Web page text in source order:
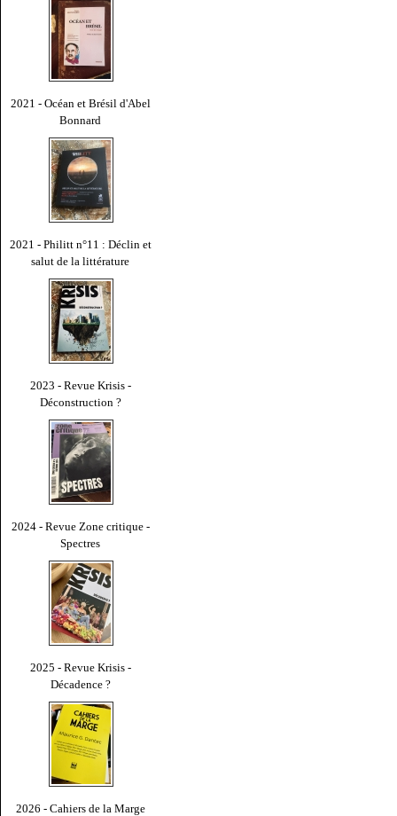
2021 - Océan et Brésil d'Abel
Bonnard
2021 - Philitt n°11 : Déclin et
salut de la littérature
2023 - Revue Krisis -
Déconstruction ?
2024 - Revue Zone critique -
Spectres
2025 - Revue Krisis -
Décadence ?
2026 - Cahiers de la Marge